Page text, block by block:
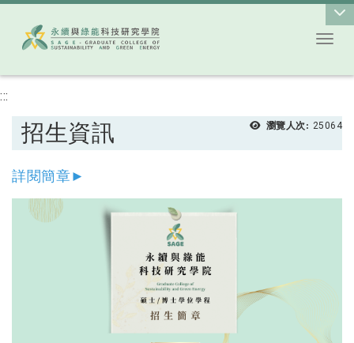
跳到主要內容
:::
瀏覽人次: 25064
招生資訊
詳閱簡章►